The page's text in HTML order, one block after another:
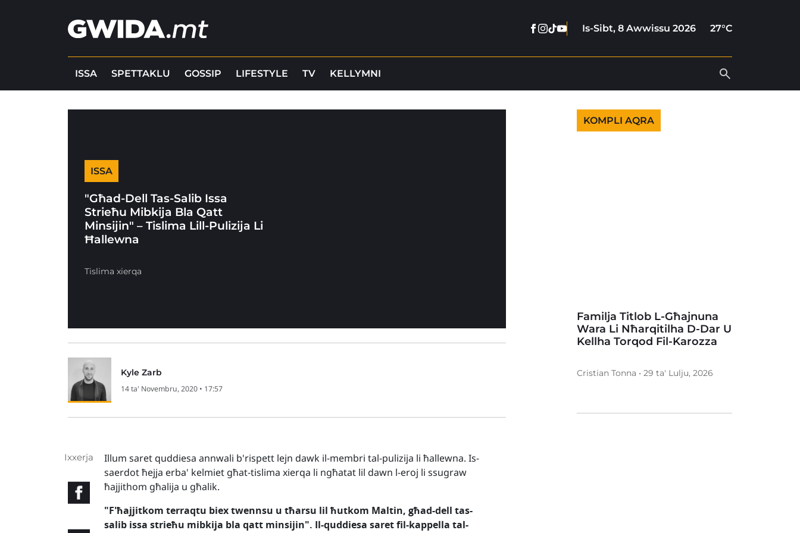
Facebook
Instagram
Tiktok
YoutubeIs-Sibt, 8 Awwissu 2026 27°C
ISSA SPETTAKLU GOSSIP LIFESTYLE TV KELLYMNI
ISSA
"Għad-Dell Tas-Salib Issa
Strieħu Mibkija Bla Qatt
Minsijin" – Tislima Lill-Pulizija Li
Ħallewna
Tislima xierqa
Kyle Zarb
14 ta' Novembru, 2020 • 17:57
Ixxerja
Illum saret quddiesa annwali b'rispett lejn dawk il-membri tal-pulizija li ħallewna. Is-
saerdot ħejja erba' kelmiet għat-tislima xierqa li ngħatat lil dawn l-eroj li ssugraw
ħajjithom għalija u għalik.
"F'ħajjitkom terraqtu biex twennsu u tħarsu lil ħutkom Maltin, għad-dell tas-
salib issa strieħu mibkija bla qatt minsijin". Il-quddiesa saret fil-kappella tal-
KOMPLI AQRA
Familja Titlob L-Għajnuna
Wara Li Nħarqitilha D-Dar U
Kellha Torqod Fil-Karozza
Cristian Tonna • 29 ta' Lulju, 2026